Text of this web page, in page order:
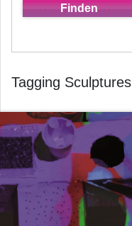
Tagging Sculptures